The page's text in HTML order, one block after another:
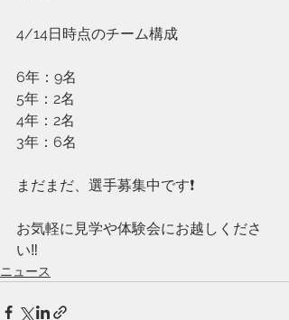
4/14日時点のチーム構成
6年：9名
5年：2名
4年：2名
3年：6名
まだまだ、選手募集中です❗️
お気軽に見学や体験会にお越しくださ
い‼️
ニュース